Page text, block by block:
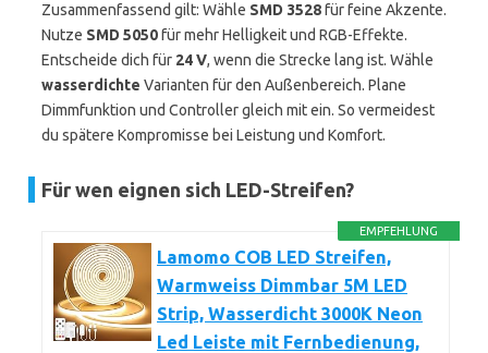
Zusammenfassend gilt: Wähle SMD 3528für feine Akzente.
Nutze SMD 5050für mehr Helligkeit und RGB-Effekte.
Entscheide dich für 24 V, wenn die Strecke lang ist. Wähle
wasserdichte Varianten für den Außenbereich. Plane
Dimmfunktion und Controller gleich mit ein. So vermeidest
du spätere Kompromisse bei Leistung und Komfort.
Für wen eignen sich LED-Streifen?
EMPFEHLUNG
Lamomo COB LED Streifen,
Warmweiss Dimmbar 5M LED
Strip, Wasserdicht 3000K Neon
Led Leiste mit Fernbedienung,